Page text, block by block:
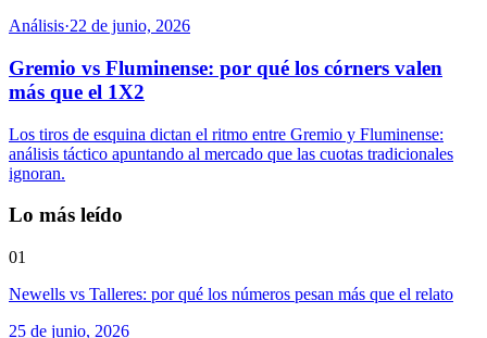
Análisis·22 de junio, 2026
Gremio vs Fluminense: por qué los córners valen
más que el 1X2
Los tiros de esquina dictan el ritmo entre Gremio y Fluminense:
análisis táctico apuntando al mercado que las cuotas tradicionales
ignoran.
Lo más leído
01
Newells vs Talleres: por qué los números pesan más que el relato
25 de junio, 2026